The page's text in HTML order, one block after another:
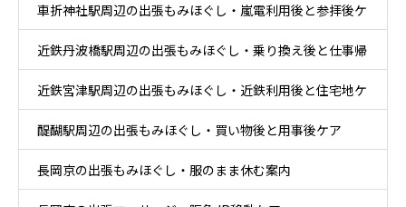
車折神社駅周辺の出張もみほぐし・嵐電利用後と参拝後ケ
ア
近鉄丹波橋駅周辺の出張もみほぐし・乗り換え後と仕事帰
りケア
近鉄宮津駅周辺の出張もみほぐし・近鉄利用後と住宅地ケ
ア
醍醐駅周辺の出張もみほぐし・買い物後と用事後ケア
長岡京の出張もみほぐし・服のまま休む案内